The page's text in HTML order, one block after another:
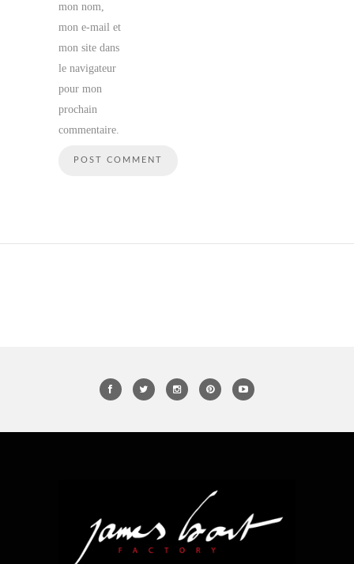
mon nom,
mon e-mail et
mon site dans
le navigateur
pour mon
prochain
commentaire.